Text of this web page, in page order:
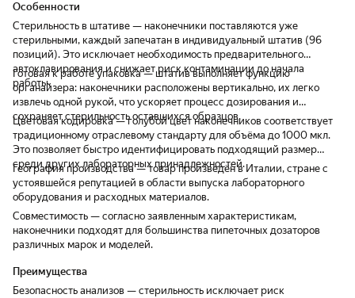
Особенности
Стерильность в штативе — наконечники поставляются уже
стерильными, каждый запечатан в индивидуальный штатив (96
позиций). Это исключает необходимость предварительного
автоклавирования и снижает риск контаминации до начала
работы.
Готовая к работе упаковка — штатив выполняет функцию
органайзера: наконечники расположены вертикально, их легко
извлечь одной рукой, что ускоряет процесс дозирования и
сохраняет стерильность оставшихся образцов.
Цветовая кодировка — голубой цвет наконечников соответствует
традиционному отраслевому стандарту для объёма до 1000 мкл.
Это позволяет быстро идентифицировать подходящий размер
среди других лабораторных принадлежностей.
География производства — товар произведён в Италии, стране с
устоявшейся репутацией в области выпуска лабораторного
оборудования и расходных материалов.
Совместимость — согласно заявленным характеристикам,
наконечники подходят для большинства пипеточных дозаторов
различных марок и моделей.
Преимущества
Безопасность анализов — стерильность исключает риск